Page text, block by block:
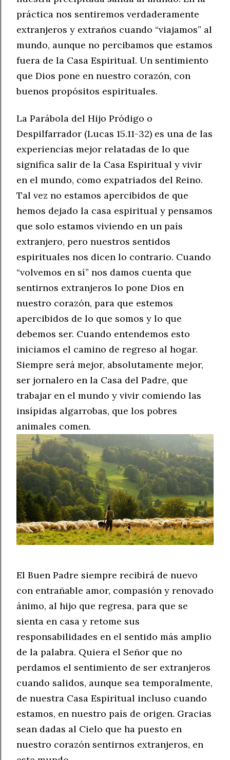
práctica nos sentiremos verdaderamente
extranjeros y extraños cuando “viajamos” al
mundo, aunque no percibamos que estamos
fuera de la Casa Espiritual. Un sentimiento
que Dios pone en nuestro corazón, con
buenos propósitos espirituales.
La Parábola del Hijo Pródigo o
Despilfarrador (Lucas 15.11-32) es una de las
experiencias mejor relatadas de lo que
significa salir de la Casa Espiritual y vivir
en el mundo, como expatriados del Reino.
Tal vez no estamos apercibidos de que
hemos dejado la casa espiritual y pensamos
que solo estamos viviendo en un país
extranjero, pero nuestros sentidos
espirituales nos dicen lo contrario. Cuando
“volvemos en sí” nos damos cuenta que
sentirnos extranjeros lo pone Dios en
nuestro corazón, para que estemos
apercibidos de lo que somos y lo que
debemos ser. Cuando entendemos esto
iniciamos el camino de regreso al hogar.
Siempre será mejor, absolutamente mejor,
ser jornalero en la Casa del Padre, que
trabajar en el mundo y vivir comiendo las
insípidas algarrobas, que los pobres
animales comen.
El Buen Padre siempre recibirá de nuevo
con entrañable amor, compasión y renovado
ánimo, al hijo que regresa, para que se
sienta en casa y retome sus
responsabilidades en el sentido más amplio
de la palabra. Quiera el Señor que no
perdamos el sentimiento de ser extranjeros
cuando salidos, aunque sea temporalmente,
de nuestra Casa Espiritual incluso cuando
estamos, en nuestro país de origen. Gracias
sean dadas al Cielo que ha puesto en
nuestro corazón sentirnos extranjeros, en